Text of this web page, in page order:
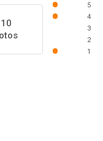
10
5
4
3
2
1